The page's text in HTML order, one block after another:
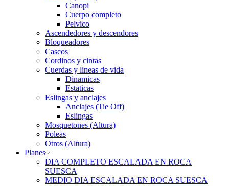
Canopi
Cuerpo completo
Pelvico
Ascendedores y descendores
Bloqueadores
Cascos
Cordinos y cintas
Cuerdas y lineas de vida
Dinamicas
Estaticas
Eslingas y anclajes
Anclajes (Tie Off)
Eslingas
Mosquetones (Altura)
Poleas
Otros (Altura)
Planes
DIA COMPLETO ESCALADA EN ROCA
SUESCA
MEDIO DIA ESCALADA EN ROCA SUESCA